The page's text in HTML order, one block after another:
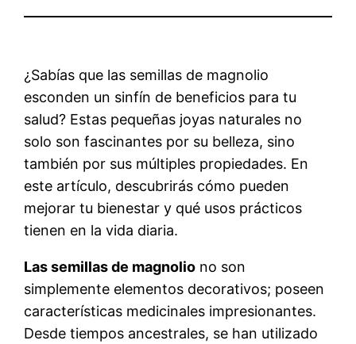
¿Sabías que las semillas de magnolio
esconden un sinfín de beneficios para tu
salud? Estas pequeñas joyas naturales no
solo son fascinantes por su belleza, sino
también por sus múltiples propiedades. En
este artículo, descubrirás cómo pueden
mejorar tu bienestar y qué usos prácticos
tienen en la vida diaria.
Las semillas de magnolio no son
simplemente elementos decorativos; poseen
características medicinales impresionantes.
Desde tiempos ancestrales, se han utilizado